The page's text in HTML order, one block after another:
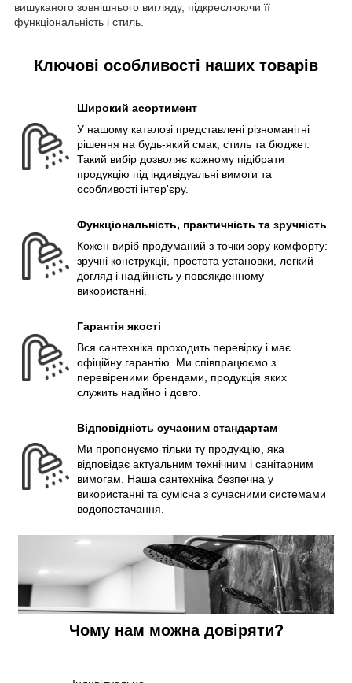
вишуканого зовнішнього вигляду, підкреслюючи її
функціональність і стиль.
Ключові особливості наших товарів
Широкий асортимент
У нашому каталозі представлені різноманітні
рішення на будь-який смак, стиль та бюджет.
Такий вибір дозволяє кожному підібрати
продукцію під індивідуальні вимоги та
особливості інтер'єру.
Функціональність, практичність та зручність
Кожен виріб продуманий з точки зору комфорту:
зручні конструкції, простота установки, легкий
догляд і надійність у повсякденному
використанні.
Гарантія якості
Вся сантехніка проходить перевірку і має
офіційну гарантію. Ми співпрацюємо з
перевіреними брендами, продукція яких
служить надійно і довго.
Відповідність сучасним стандартам
Ми пропонуємо тільки ту продукцію, яка
відповідає актуальним технічним і санітарним
вимогам. Наша сантехніка безпечна у
використанні та сумісна з сучасними системами
водопостачання.
Чому нам можна довіряти?